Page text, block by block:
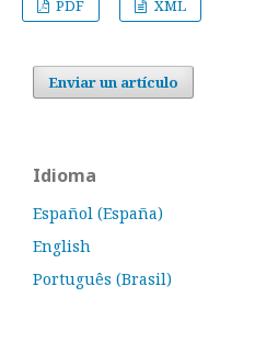
PDF XML
Enviar un artículo
Idioma
Español (España)
English
Português (Brasil)